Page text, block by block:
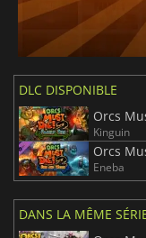
DLC DISPONIBLE
Kinguin
Eneba
DANS LA MÊME